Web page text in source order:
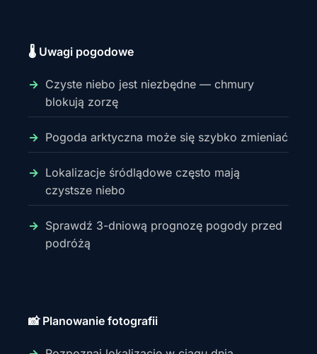
🌡️ Uwagi pogodowe
Czyste niebo jest niezbędne — chmury
blokują zorzę
Pogoda arktyczna może się szybko zmieniać
Lokalizacje śródlądowe często mają
czystsze niebo
Sprawdź 3-dniową prognozę pogody przed
podróżą
📸 Planowanie fotografii